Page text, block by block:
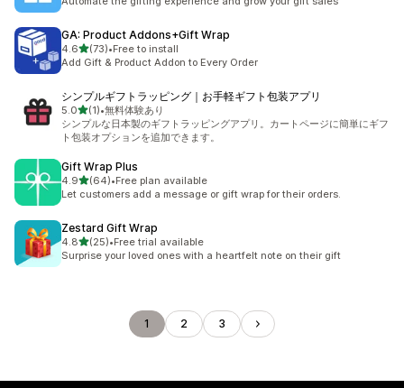
GA: Product Addons+Gift Wrap
4.65つ星中
(73)
合計レビュー数：73件
•Free to install
Add Gift & Product Addon to Every Order
シンプルギフトラッピング｜お手軽ギフト包装アプリ
5.05つ星中
(1)
合計レビュー数：1件
•無料体験あり
シンプルな日本製のギフトラッピングアプリ。カートページに簡単にギフ
ト包装オプションを追加できます。
Gift Wrap Plus
4.95つ星中
(64)
合計レビュー数：64件
•Free plan available
Let customers add a message or gift wrap for their orders.
Zestard Gift Wrap
4.85つ星中
(25)
合計レビュー数：25件
•Free trial available
Surprise your loved ones with a heartfelt note on their gift
1 2 3